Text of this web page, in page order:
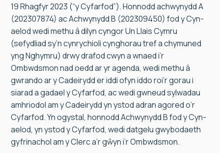
19 Rhagfyr 2023 (“y Cyfarfod”). Honnodd achwynydd A
(202307874) ac Achwynydd B (202309450) fod y Cyn-
aelod wedi methu â dilyn cyngor Un Llais Cymru
(sefydliad sy’n cynrychioli cynghorau tref a chymuned
yng Nghymru) drwy drafod cwyn a wnaed i’r
Ombwdsmon nad oedd ar yr agenda, wedi methu â
gwrando ar y Cadeirydd er iddi ofyn iddo roi’r gorau i
siarad a gadael y Cyfarfod, ac wedi gwneud sylwadau
amhriodol am y Cadeirydd yn ystod adran agored o’r
Cyfarfod. Yn ogystal, honnodd Achwynydd B fod y Cyn-
aelod, yn ystod y Cyfarfod, wedi datgelu gwybodaeth
gyfrinachol am y Clerc a’r gŵyn i’r Ombwdsmon.